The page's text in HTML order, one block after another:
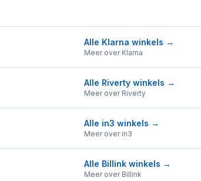
Alle Klarna winkels →
Meer over Klarna
Alle Riverty winkels →
Meer over Riverty
Alle in3 winkels →
Meer over in3
Alle Billink winkels →
Meer over Billink